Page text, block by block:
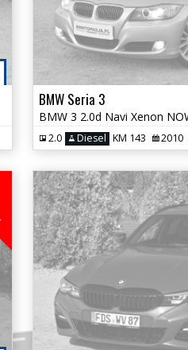
BMW Seria 3
2.0 Diesel KM 143 2010